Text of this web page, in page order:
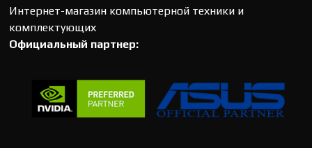
Интернет-магазин компьютерной техники и
комплектующих
Официальный партнер: